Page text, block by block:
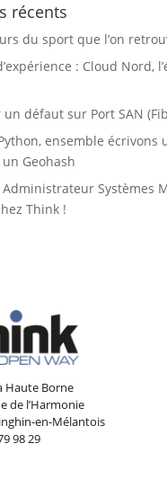
récents
du sport que l’on
: Cloud Nord,
un défaut sur Port SAN
ensemble
Geohash
Systèmes
Think !
Haute Borne
de l’Harmonie
en-Mélantois
98 29